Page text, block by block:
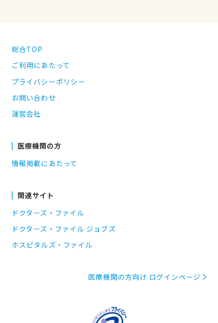
総合TOP
ご利用にあたって
プライバシーポリシー
お問い合わせ
運営会社
医療機関の方
情報掲載にあたって
関連サイト
ドクターズ・ファイル
ドクターズ・ファイル ジョブズ
ホスピタルズ・ファイル
医療機関の方向け ログインページ